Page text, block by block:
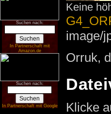
Suchen nach:
In Partnerschaft mit
Amazon.de
Suchen nach:
In Partnerschaft mit Google
Keine
image/
Orruk,
Klicke